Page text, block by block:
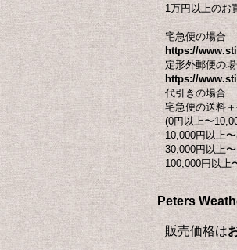
1万円以上のお
宅急便の場合
https://
定形外郵便の
https://
代引きの場合
宅急便の送料
(0円以上〜
10,000円以上
30,000円以上
100,000円以上
Peters
販売価格は